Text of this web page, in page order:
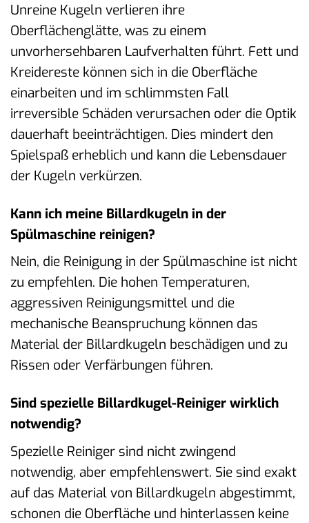
Unreine Kugeln verlieren ihre
Oberflächenglätte, was zu einem
unvorhersehbaren Laufverhalten führt. Fett und
Kreidereste können sich in die Oberfläche
einarbeiten und im schlimmsten Fall
irreversible Schäden verursachen oder die Optik
dauerhaft beeinträchtigen. Dies mindert den
Spielspaß erheblich und kann die Lebensdauer
der Kugeln verkürzen.
Kann ich meine Billardkugeln in der
Spülmaschine reinigen?
Nein, die Reinigung in der Spülmaschine ist nicht
zu empfehlen. Die hohen Temperaturen,
aggressiven Reinigungsmittel und die
mechanische Beanspruchung können das
Material der Billardkugeln beschädigen und zu
Rissen oder Verfärbungen führen.
Sind spezielle Billardkugel-Reiniger wirklich
notwendig?
Spezielle Reiniger sind nicht zwingend
notwendig, aber empfehlenswert. Sie sind exakt
auf das Material von Billardkugeln abgestimmt,
schonen die Oberfläche und hinterlassen keine